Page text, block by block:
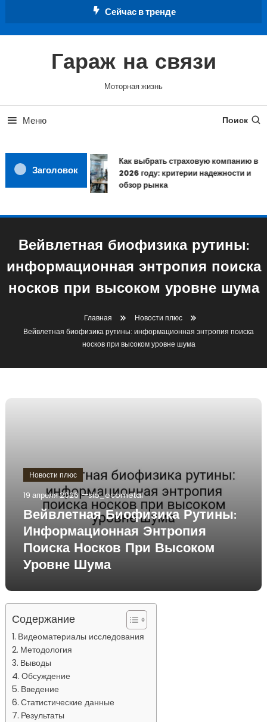
Сейчас в тренде
Гараж на связи
Моторная жизнь
Меню Поиск
Заголовок
Как выбрать страховую компанию в
2026 году: критерии надежности и
обзор рынка
Вейвлетная биофизика рутины:
информационная энтропия поиска
носков при высоком уровне шума
Главная
Новости плюс
Вейвлетная биофизика рутины: информационная энтропия поиска
носков при высоком уровне шума
Новости плюс
19 апреля 2026 sib_ecometal
Вейвлетная Биофизика Рутины:
Информационная Энтропия
Поиска Носков При Высоком
Уровне Шума
Содержание
Видеоматериалы исследования
Методология
Выводы
Обсуждение
Введение
Статистические данные
Результаты